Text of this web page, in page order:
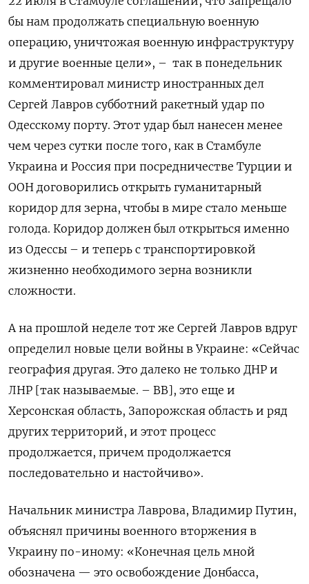
бы нам продолжать специальную военную
операцию, уничтожая военную инфраструктуру
и другие военные цели», – так в понедельник
комментировал министр иностранных дел
Сергей Лавров субботний ракетный удар по
Одесскому порту. Этот удар был нанесен менее
чем через сутки после того, как в Стамбуле
Украина и Россия при посредничестве Турции и
ООН договорились открыть гуманитарный
коридор для зерна, чтобы в мире стало меньше
голода. Коридор должен был открыться именно
из Одессы – и теперь с транспортировкой
жизненно необходимого зерна возникли
сложности.
А на прошлой неделе тот же Сергей Лавров вдруг
определил новые цели войны в Украине: «Сейчас
география другая. Это далеко не только ДНР и
ЛНР [так называемые. – ВВ], это еще и
Херсонская область, Запорожская область и ряд
других территорий, и этот процесс
продолжается, причем продолжается
последовательно и настойчиво».
Начальник министра Лаврова, Владимир Путин,
объяснял причины военного вторжения в
Украину по-иному: «Конечная цель мной
обозначена — это освобождение Донбасса,